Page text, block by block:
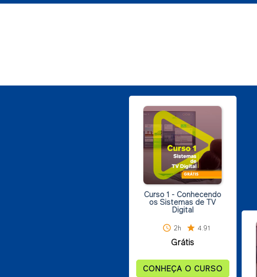
Curso 1 - Conhecendo
os Sistemas de TV
Digital
schedule 2h star 4.91
Grátis
CONHEÇA O CURSO